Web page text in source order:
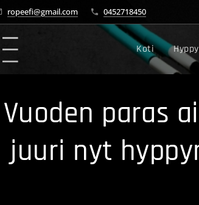
ropeefi@gmail.com 0452718450
Koti
Vuoden paras
juuri nyt